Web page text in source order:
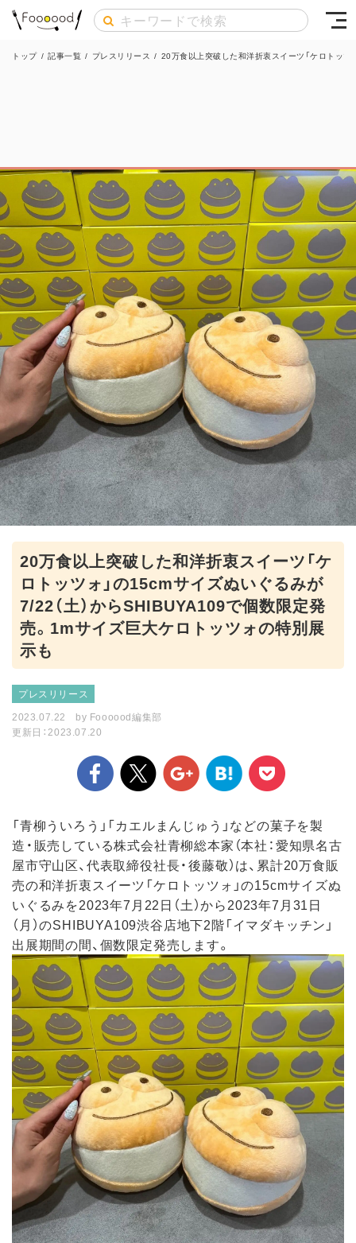
トップ / 記事一覧 / プレスリリース / 20万食以上突破した和洋折衷スイーツ「ケロトッ
20万食以上突破した和洋折衷スイーツ「ケ
ロトッツォ」の15cmサイズぬいぐるみが
7/22（土）からSHIBUYA109で個数限定発
売。1mサイズ巨大ケロトッツォの特別展
示も
プレスリリース
2023.07.22
by Foooood編集部
更新日：2023.07.20
「青柳ういろう」「カエルまんじゅう」などの菓子を製
造・販売している株式会社青柳総本家（本社：愛知県名古
屋市守山区、代表取締役社長・後藤敬）は、累計20万食販
売の和洋折衷スイーツ「ケロトッツォ」の15cmサイズぬ
いぐるみを2023年7月22日（土）から2023年7月31日
（月）のSHIBUYA109渋谷店地下2階「イマダキッチン」
出展期間の間、個数限定発売します。